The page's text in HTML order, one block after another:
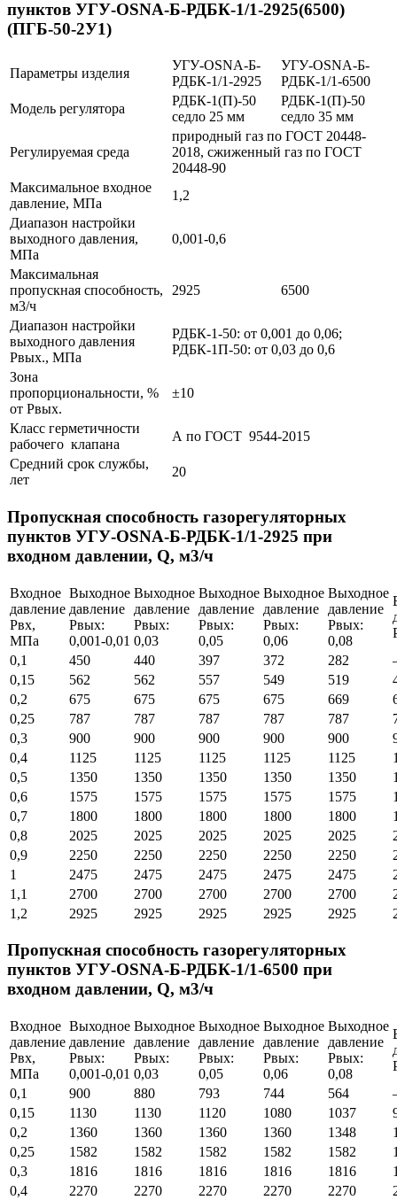
пунктов УГУ-OSNA-Б-РДБК-1/1-2925(6500)
(ПГБ-50-2У1)
Параметры изделия
УГУ-OSNA-Б-
РДБК-1/1-2925
УГУ-OSNA-Б-
РДБК-1/1-6500
Модель регулятора
РДБК-1(П)-50
седло 25 мм
РДБК-1(П)-50
седло 35 мм
Регулируемая среда
природный газ по ГОСТ 20448-
2018, сжиженный газ по ГОСТ
20448-90
Максимальное входное
давление, МПа
1,2
Диапазон настройки
выходного давления,
МПа
0,001-0,6
Максимальная
пропускная способность,
м3/ч
2925 6500
Диапазон настройки
выходного давления
Рвых., МПа
РДБК-1-50: от 0,001 до 0,06;
РДБК-1П-50: от 0,03 до 0,6
Зона
пропорциональности, %
от Рвых.
±10
Класс герметичности
рабочего клапана
А по ГОСТ 9544-2015
Средний срок службы,
лет
20
Пропускная способность газорегуляторных
пунктов УГУ-OSNA-Б-РДБК-1/1-2925 при
входном давлении, Q, м3/ч
Входное
давление
Pвх,
МПа
Выходное
давление
Pвых:
0,001-0,01
Выходное
давление
Pвых:
0,03
Выходное
давление
Pвых:
0,05
Выходное
давление
Pвых:
0,06
Выходное
давление
Pвых:
0,08
0,1
450 440 397 372 282
0,15
562 562 557 549 519
0,2
675 675 675 675 669
0,25
787 787 787 787 787
0,3
900 900 900 900 900
0,4
1125 1125 1125 1125 1125
0,5
1350 1350 1350 1350 1350
0,6
1575 1575 1575 1575 1575
0,7
1800 1800 1800 1800 1800
0,8
2025 2025 2025 2025 2025
0,9
2250 2250 2250 2250 2250
1
2475 2475 2475 2475 2475
1,1
2700 2700 2700 2700 2700
1,2
2925 2925 2925 2925 2925
Пропускная способность газорегуляторных
пунктов УГУ-OSNA-Б-РДБК-1/1-6500 при
входном давлении, Q, м3/ч
Входное
давление
Pвх,
МПа
Выходное
давление
Pвых:
0,001-0,01
Выходное
давление
Pвых:
0,03
Выходное
давление
Pвых:
0,05
Выходное
давление
Pвых:
0,06
Выходное
давление
Pвых:
0,08
0,1
900 880 793 744 564
0,15
1130 1130 1120 1080 1037
0,2
1360 1360 1360 1360 1348
0,25
1582 1582 1582 1582 1582
0,3
1816 1816 1816 1816 1816
0,4
2270 2270 2270 2270 2270